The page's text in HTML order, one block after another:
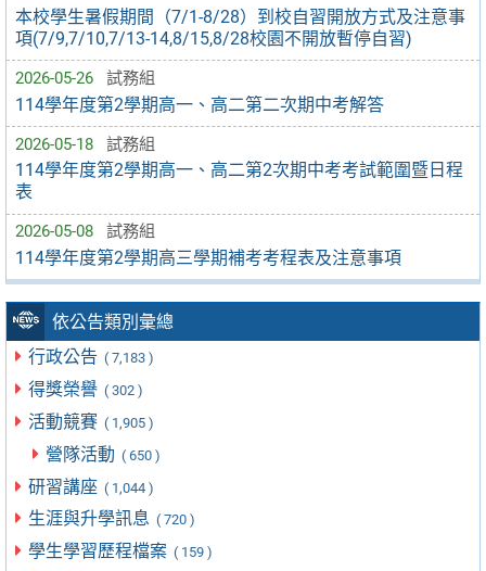
本校學生暑假期間（7/1-8/28）到校自習開放方式及注意事
項(7/9,7/10,7/13-14,8/15,8/28校園不開放暫停自習)
2026-05-26 試務組
114學年度第2學期高一、高二第二次期中考解答
2026-05-18 試務組
114學年度第2學期高一、高二第2次期中考考試範圍暨日程
表
2026-05-08 試務組
114學年度第2學期高三學期補考考程表及注意事項
依公告類別彙總
行政公告 ( 7,183 )
得獎榮譽 ( 302 )
活動競賽 ( 1,905 )
營隊活動 ( 650 )
研習講座 ( 1,044 )
生涯與升學訊息 ( 720 )
學生學習歷程檔案 ( 159 )